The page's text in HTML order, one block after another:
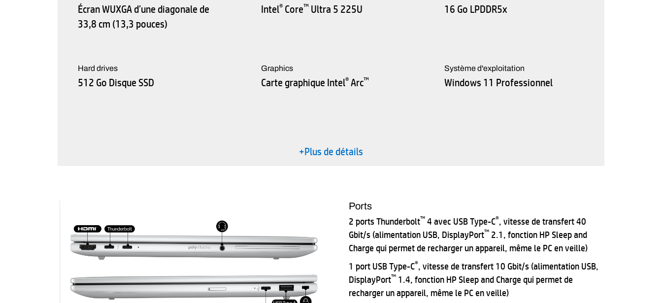
Écran WUXGA d’une diagonale de
33,8 cm (13,3 pouces)
Hard drives
512 Go Disque SSD
Intel®Core™Ultra 5 225U
Graphics
Carte graphique Intel®Arc™
16 Go LPDDR5x
Système d'exploitation
Windows 11 Professionnel
+Plus de détails
Ports
2 ports Thunderbolt™ 4 avec USB Type-C®, vitesse de transfert 40
Gbit/s (alimentation USB, DisplayPort™ 2.1, fonction HP Sleep and
Charge qui permet de recharger un appareil, même le PC en veille)
1 port USB Type-C®, vitesse de transfert 10 Gbit/s (alimentation USB,
DisplayPort™ 1.4, fonction HP Sleep and Charge qui permet de
recharger un appareil, même le PC en veille)